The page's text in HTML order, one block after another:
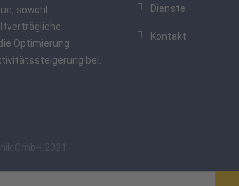
sowohl
Optimierung
bei.
Dienste
Kontakt
GmbH 2021